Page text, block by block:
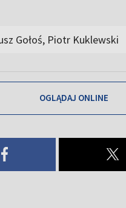
Gołoś, Piotr Kuklewski
OGLĄDAJ ONLINE